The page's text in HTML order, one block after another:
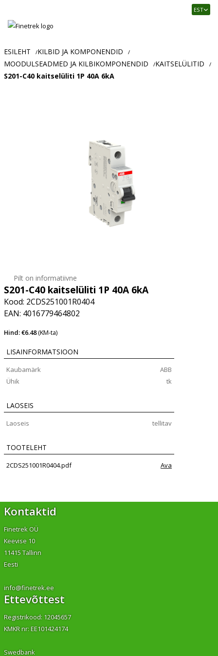
Usaldusväärne
ja
tööstusautomaatika
pood
EST
ESILEHT /KILBID JA KOMPONENDID /
MOODULSEADMED JA KILBIKOMPONENDID /KAITSELÜLITID /
S201-C40 kaitselüliti 1P 40A 6kA
Pilt on informatiivne
S201-C40 kaitselüliti 1P 40A 6kA
Kood: 2CDS251001R0404
EAN: 4016779464802
Hind: €6.48(KM-ta)
LISAINFORMATSIOON
Kaubamärk
ABB
Ühik
tk
LAOSEIS
Laoseis tellitav
TOOTELEHT
2CDS251001R0404.pdf Ava
Kontaktid
Finetrek OÜ
Keevise 10
11415 Tallinn
Eesti
info@finetrek.ee
Ettevõttest
Registrikood: 12045657
KMKR nr: EE101424174
Swedbank